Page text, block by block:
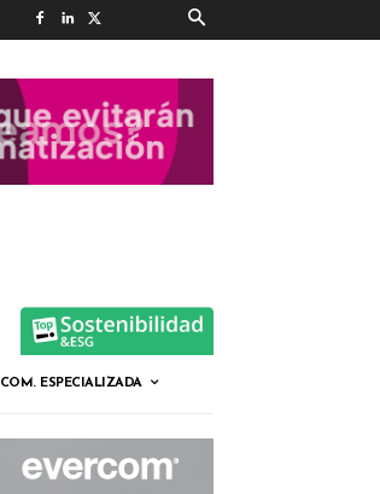
COM. ESPECIALIZADA